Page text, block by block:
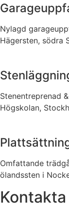
Nylagd
Hägersten, södra
Stenentreprenad
Högskolan,
Omfattande
ölandssten i